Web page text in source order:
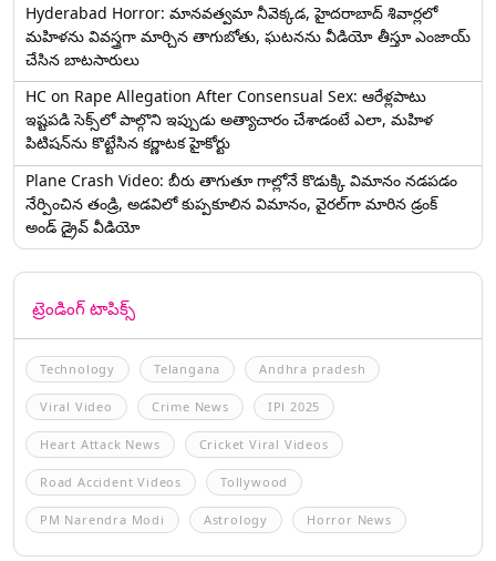
Hyderabad Horror: మానవత్వమా నీవెక్కడ, హైదరాబాద్ శివార్లలో
మహిళను వివస్త్రగా మార్చిన తాగుబోతు, ఘటనను వీడియో తీస్తూ ఎంజాయ్
చేసిన బాటసారులు
HC on Rape Allegation After Consensual Sex: ఆరేళ్లపాటు
ఇష్టపడి సెక్స్‌లో పాల్గొని ఇప్పుడు అత్యాచారం చేశాడంటే ఎలా, మహిళ
పిటిషన్‌ను కొట్టేసిన కర్ణాటక హైకోర్టు
Plane Crash Video: బీరు తాగుతూ గాల్లోనే కొడుక్కి విమానం నడపడం
నేర్పించిన తండ్రి, అడవిలో కుప్పకూలిన విమానం, వైరల్‌గా మారిన డ్రంక్‌
అండ్ డ్రైవ్ వీడియో
ట్రెండింగ్ టాపిక్స్
Technology Telangana Andhra pradesh
Viral Video Crime News IPl 2025
Heart Attack News Cricket Viral Videos
Road Accident Videos Tollywood
PM Narendra Modi Astrology Horror News